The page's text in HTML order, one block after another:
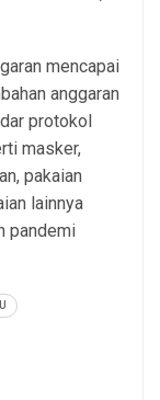
mencapai
anggaran
protokol
masker,
pakaian
lainnya
pandemi